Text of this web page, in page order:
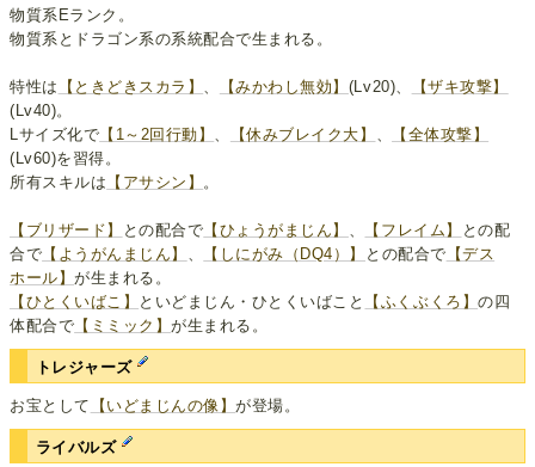
物質系Eランク。
物質系とドラゴン系の系統配合で生まれる。
特性は 【ときどきスカラ】 【みかわし無効】 (Lv20)、
【ザキ攻撃】
(Lv40)。
Lサイズ化で 【1～2回行動】 【休みブレイク大】
【全体攻撃】
(Lv60)を習得。
所有スキルは 【アサシン】 。
【ブリザード】 との配合で 【ひょうがまじん】 【フレイム】
との配
合で 【ようがんまじん】 【しにがみ（DQ4）】 との配合で 【デス
ホール】が生まれる。
【ひとくいばこ】
といどまじん・ひとくいばこと 【ふくぶくろ】の四
体配合で 【ミミック】が生まれる。
トレジャーズ
お宝として 【いどまじんの像】が登場。
ライバルズ